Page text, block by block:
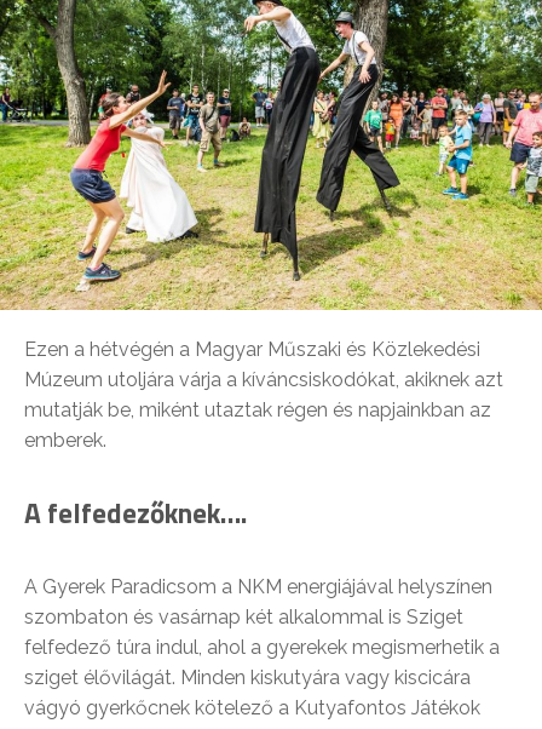
Ezen a hétvégén a Magyar Műszaki és Közlekedési
Múzeum utoljára várja a kíváncsiskodókat, akiknek azt
mutatják be, miként utaztak régen és napjainkban az
emberek.
A felfedezőknek….
A Gyerek Paradicsom a NKM energiájával helyszínen
szombaton és vasárnap két alkalommal is Sziget
felfedező túra indul, ahol a gyerekek megismerhetik a
sziget élővilágát. Minden kiskutyára vagy kiscicára
vágyó gyerkőcnek kötelező a Kutyafontos Játékok